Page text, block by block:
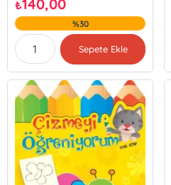
₺140,00
%30
Sepete Ekle